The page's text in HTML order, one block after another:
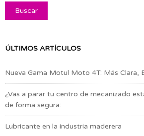
ÚLTIMOS ARTÍCULOS
Nueva Gama Motul Moto 4T: Más Clara,
¿Vas a parar tu centro de mecanizado
de forma segura:
Lubricante en la industria maderera